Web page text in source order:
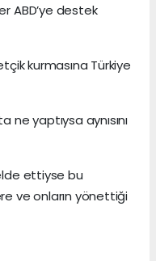
ABD’ye destek
kurmasına Türkiye
ne yaptıysa aynısını
ettiyse bu
ve onların yönettiği